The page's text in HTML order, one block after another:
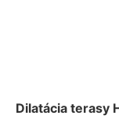
Dilatácia terasy